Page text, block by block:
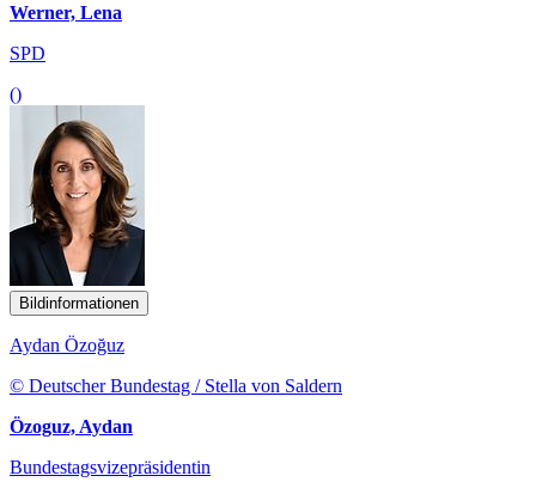
Werner, Lena
SPD
()
Bildinformationen
Aydan Özoğuz
© Deutscher Bundestag / Stella von Saldern
Özoguz, Aydan
Bundestagsvizepräsidentin